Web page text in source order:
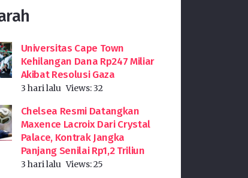
Universitas Cape Town
Kehilangan Dana Rp247 Miliar
Akibat Resolusi Gaza
3 hari lalu Views:32
Chelsea Resmi Datangkan
Maxence Lacroix Dari Crystal
Palace, Kontrak Jangka
Panjang Senilai Rp1,2 Triliun
3 hari lalu Views:25